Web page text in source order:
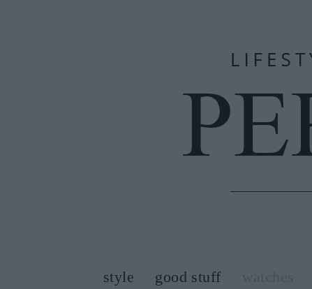
style good stuff